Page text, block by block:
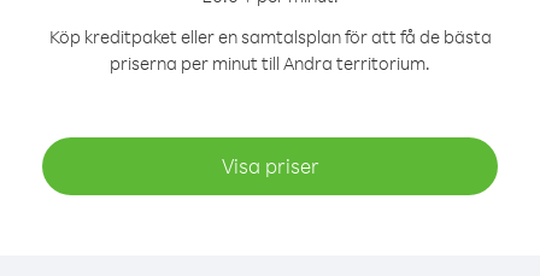
Köp kreditpaket eller en samtalsplan för att få de bästa
priserna per minut till Andra territorium.
Visa priser